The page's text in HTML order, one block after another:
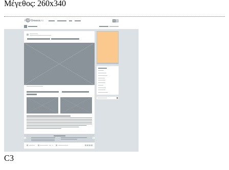
Μέγεθος: 260x340
C3